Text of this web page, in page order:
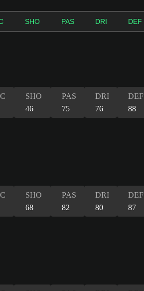
SHO PAS DRI DEF
SHO
46
PAS
75
DRI
76
DEF
88
SHO
68
PAS
82
DRI
80
DEF
87